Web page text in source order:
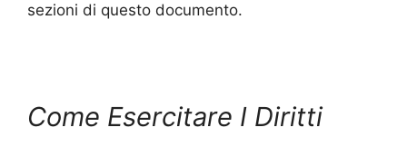
sezioni di questo documento.
Come Esercitare I Diritti